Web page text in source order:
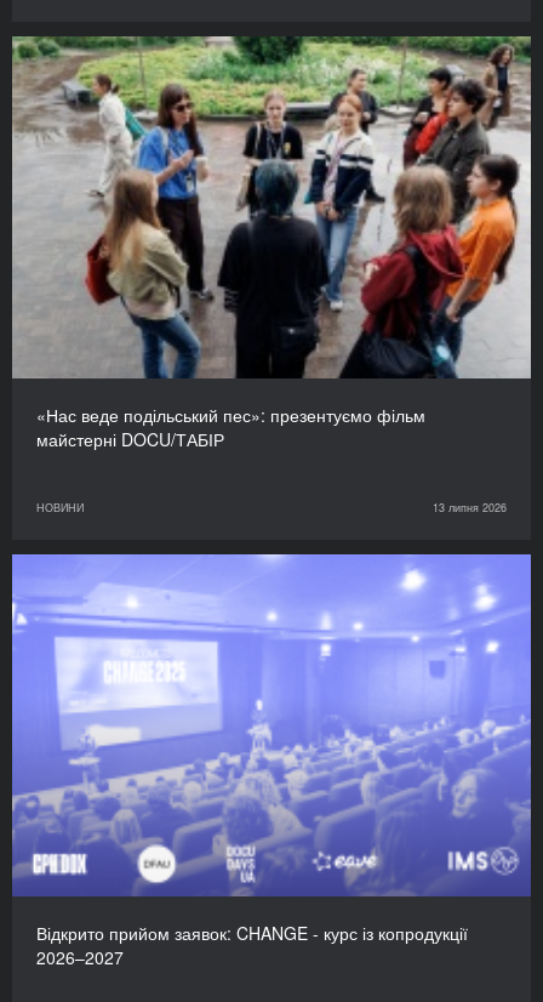
«Нас веде подільський пес»: презентуємо фільм
майстерні DOCU/ТАБІР
НОВИНИ 13 липня 2026
Відкрито прийом заявок: CHANGE - курс із копродукції
2026–2027